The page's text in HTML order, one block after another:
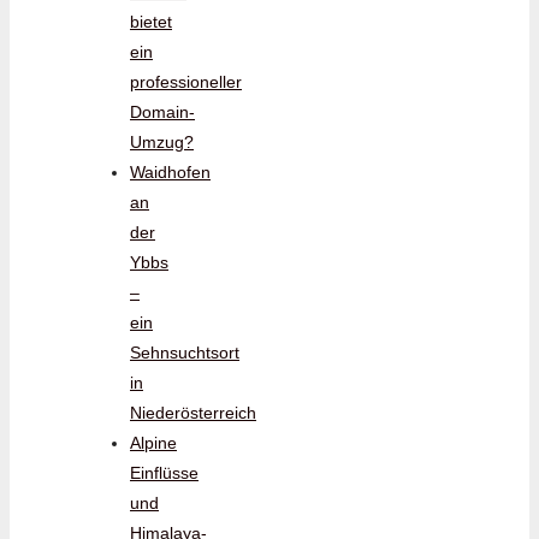
bietet
ein
professioneller
Domain-
Umzug?
Waidhofen
an
der
Ybbs
–
ein
Sehnsuchtsort
in
Niederösterreich
Alpine
Einflüsse
und
Himalaya-